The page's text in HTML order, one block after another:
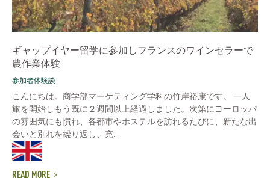
ギャップイヤー留学に参加しフランスのワインセラーで
農作業体験
参加者体験談
こんにちは。商学部マーケティング学科の竹岸裕康です。 一人
旅を開始しもう既に２週間以上経過しました。次第にヨーロッパ
の雰囲気にも慣れ、各都市やホステルを訪れるたびに、新たな出
会いと別れを繰り返し、充...
READ MORE